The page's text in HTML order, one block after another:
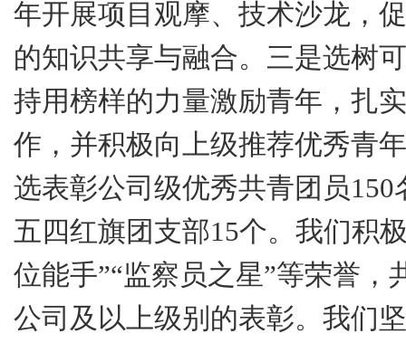
年开展项目观摩、技术沙龙，
的知识共享与融合。 三是选树
持用榜样的力量激励青年，扎
作，并积极向上级推荐优秀青
选表彰公司级优秀共青团员150
五四红旗团支部15个。我们积
位能手”“监察员之星”等荣誉，
公司及以上级别的表彰。我们